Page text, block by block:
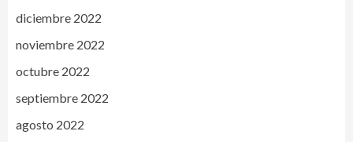
diciembre 2022
noviembre 2022
octubre 2022
septiembre 2022
agosto 2022